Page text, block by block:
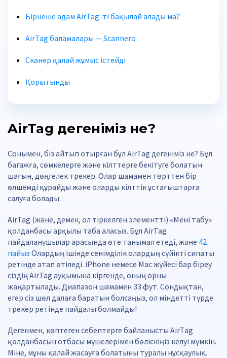
Бірнеше адам AirTag-ті бақылай алады ма?
AirTag баламалары — Scannero
Сканер қалай жұмыс істейді
Қорытынды
AirTag дегеніміз не?
Сонымен, біз айтып отырған бұл AirTag дегеніміз не? Бұл
багажға, сөмкелерге және кілттерге бекітуге болатын
шағын, дөңгелек трекер. Олар шамамен төрттен бір
өлшемді құрайды және оларды кілттік ұстағыштарға
салуға болады.
AirTag (және, демек, ол тіркелген элементті) «Мені табу»
қолданбасы арқылы таба аласыз. Бұл AirTag
пайдаланушылар арасында өте танымал етеді, және 42
пайыз Олардың ішінде сенімділік олардың сүйікті сипаты
ретінде атап өтіледі. iPhone немесе Mac жүйесі бар біреу
сіздің AirTag ауқымына кіргенде, оның орны
жаңартылады. Диапазон шамамен 33 фут. Сондықтан,
егер сіз шөл далаға баратын болсаңыз, ол міндетті түрде
трекер ретінде пайдалы болмайды!
Дегенмен, көптеген себептерге байланысты AirTag
қолданбасын отбасы мүшелерімен бөліскіңіз келуі мүмкін.
Міне, мұны қалай жасауға болатыны туралы нұсқаулық.